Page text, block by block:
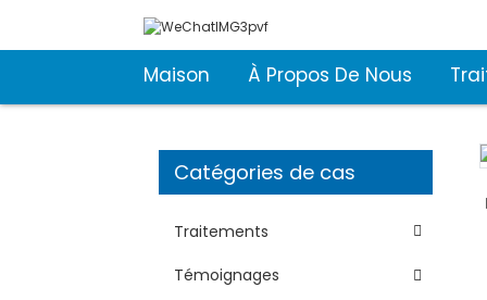
Maison À Propos De Nous
Catégories de cas
Traitements
Témoignages